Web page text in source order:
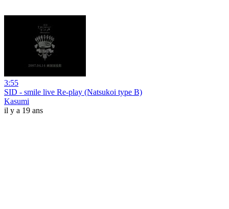
3:55
SID - smile live Re-play (Natsukoi type B)
Kasumi
il y a 19 ans